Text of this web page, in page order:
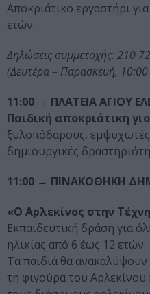
Αποκριάτικο εργαστήρι
ετών.
Δηλώσεις συμμετοχής: 210
(Δευτέρα – Παρασκευή,
11:00 → ΠΛΑΤΕΙΑ ΑΓΙΟΥ
Παιδική αποκριάτικη
ξυλοπόδαρους,
δημιουργικές
11:00 → ΠΙΝΑΚΟΘΗΚΗ
«Ο Αρλεκίνος στην
Εκπαιδευτική δράση για
ηλικίας από 6 έως 12 ετών.
Τα παιδιά θα
τη φιγούρα του Αρλεκίνου